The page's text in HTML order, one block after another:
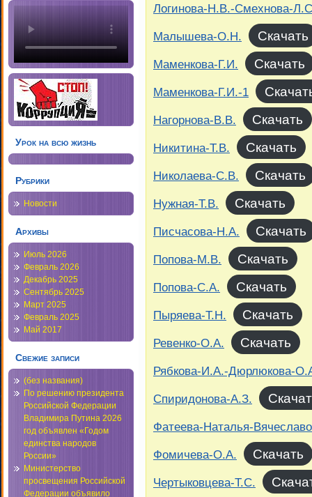
Урок на всю жизнь
Рубрики
Новости
Архивы
Июль 2026
Февраль 2026
Декабрь 2025
Сентябрь 2025
Март 2025
Февраль 2025
Май 2017
Свежие записи
(без названия)
По решению президента
Российской Федерации
Владимира Путина 2026
год объявлен «Годом
единства народов
России»
Министерство
просвещения Российской
Федерации объявило
Логинова-Н.В.-Смехнова-
Малышева-О.Н.
Скачать
Маменкова-Г.И. Скачать
Маменкова-Г.И.-1
Нагорнова-В.В. Скачать
Никитина-Т.В. Скачать
Николаева-С.В. Скачать
Нужная-Т.В. Скачать
Писчасова-Н.А. Скачать
Попова-М.В. Скачать
Попова-С.А. Скачать
Пыряева-Т.Н. Скачать
Ревенко-О.А. Скачать
Рябкова-И.А.-Дюрлюкова-
Спиридонова-А.З.
Фатеева-Наталья-
Фомичева-О.А.
Скачать
Чертыковцева-Т.С.